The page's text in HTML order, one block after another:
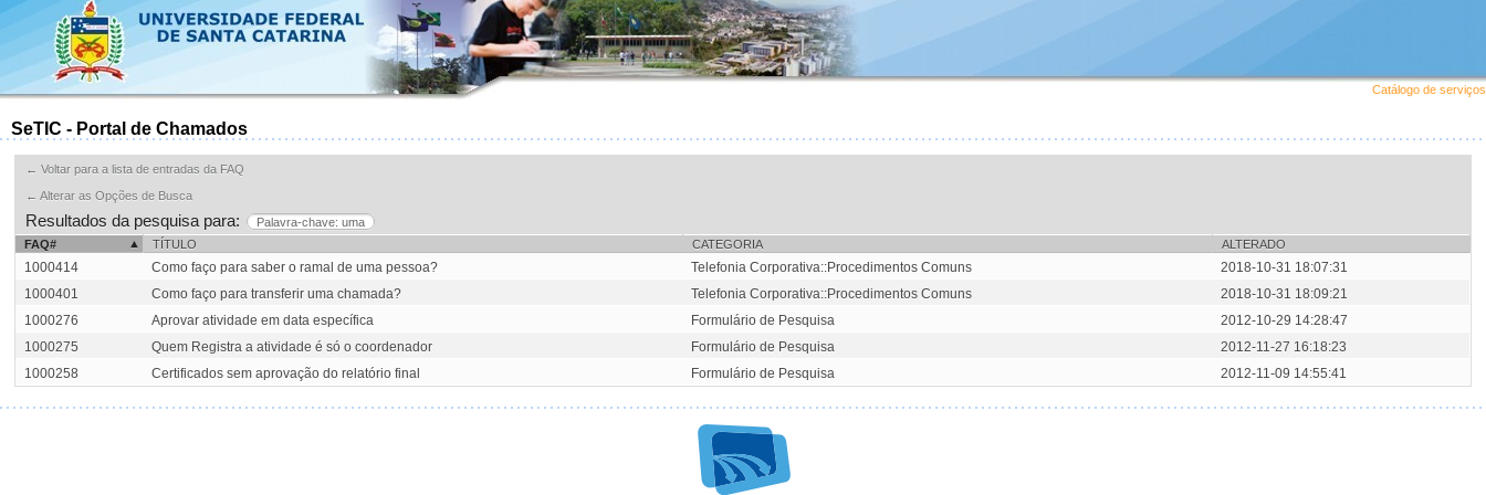
Catálogo de serviços
SeTIC - Portal de Chamados
← Voltar para a lista de entradas da FAQ
← Alterar as Opções de Busca
Resultados da pesquisa para:
Palavra-chave: uma
FAQ#
TÍTULO CATEGORIA ALTERADO
1000414 Como faço para saber o ramal de uma pessoa? Telefonia Corporativa::Procedimentos Comuns
2018-10-31 18:07:31
1000401
Como faço para transferir uma chamada? Telefonia Corporativa::Procedimentos Comuns
2018-10-31 18:09:21
1000276
Aprovar atividade em data específica Formulário de Pesquisa
2012-10-29 14:28:47
1000275
Quem Registra a atividade é só o coordenador Formulário de Pesquisa
2012-11-27 16:18:23
1000258
Certificados sem aprovação do relatório final Formulário de Pesquisa 2012-11-09 14:55:41